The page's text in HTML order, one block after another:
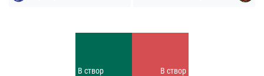
В створ В створ